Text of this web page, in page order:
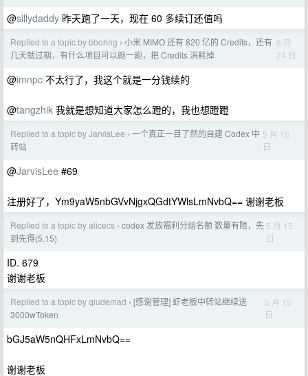
@sillydaddy 昨天跑了一天，现在 60 多续订还值吗
Replied to a topic by bboring › 小米 MIMO 还有 820 亿的 Credits，还有
几天就过期，有什么项目可以跑一跑，把 Credits 消耗掉
6 月
24 日
@imnpc 不太行了，我这个就是一分钱续的
@tangzhik 我就是想知道大家怎么蹬的，我也想蹬蹬
Replied to a topic by JarvisLee › 一个真正一目了然的自建 Codex 中
转站
5 月 15
日
@JarvisLee #69
注册好了，Ym9yaW5nbGVvNjgxQGdtYWlsLmNvbQ== 谢谢老板
Replied to a topic by alicecs › codex 发放福利分组名额 数量有限，先
到先得(5.15)
5 月 15
日
ID. 679
谢谢老板
Replied to a topic by qiudemad › [感谢管理] 虾老板中转站继续送
3000wToken
5 月 15
日
bGJ5aW5nQHFxLmNvbQ==
谢谢老板